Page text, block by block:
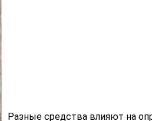
Разные средства влияют на